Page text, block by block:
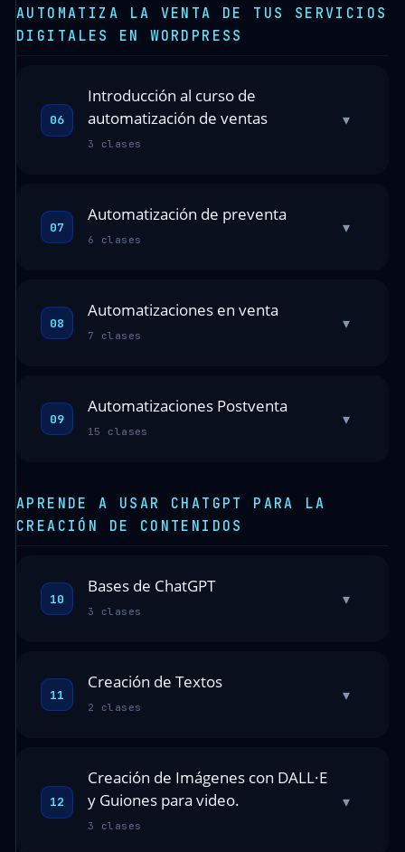
AUTOMATIZA LA VENTA DE TUS SERVICIOS
DIGITALES EN WORDPRESS
06
Introducción al curso de
automatización de ventas
3 clases
▾
07
Automatización de preventa
6 clases
▾
08
Automatizaciones en venta
7 clases
▾
09
Automatizaciones Postventa
15 clases
▾
APRENDE A USAR CHATGPT PARA LA
CREACIÓN DE CONTENIDOS
10
Bases de ChatGPT
3 clases
▾
11
Creación de Textos
2 clases
▾
12
Creación de Imágenes con DALL·E
y Guiones para video.
3 clases
▾